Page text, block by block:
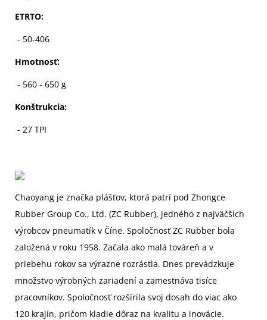
ETRTO:
- 50-406
Hmotnosť:
- 560 - 650 g
Konštrukcia:
- 27 TPI
Chaoyang je značka plášťov, ktorá patrí pod Zhongce
Rubber Group Co., Ltd. (ZC Rubber), jedného z najväčších
výrobcov pneumatík v Číne. Spoločnosť ZC Rubber bola
založená v roku 1958. Začala ako malá továreň a v
priebehu rokov sa výrazne rozrástla. Dnes prevádzkuje
množstvo výrobných zariadení a zamestnáva tisíce
pracovníkov. Spoločnosť rozšírila svoj dosah do viac ako
120 krajín, pričom kladie dôraz na kvalitu a inovácie.